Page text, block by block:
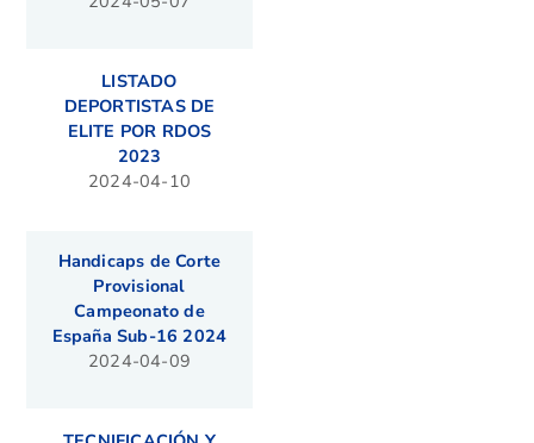
LISTADO
DEPORTISTAS DE
ELITE POR RDOS
2023
2024-04-10
Handicaps de Corte
Provisional
Campeonato de
España Sub-16 2024
2024-04-09